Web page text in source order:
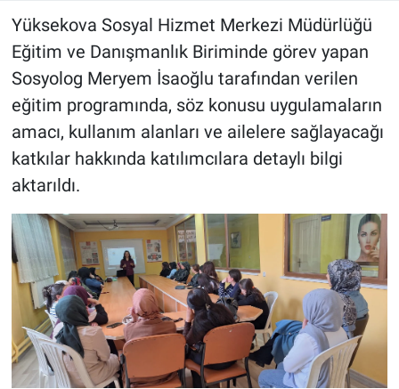
Yüksekova Sosyal Hizmet Merkezi Müdürlüğü
Eğitim ve Danışmanlık Biriminde görev yapan
Sosyolog Meryem İsaoğlu tarafından verilen
eğitim programında, söz konusu uygulamaların
amacı, kullanım alanları ve ailelere sağlayacağı
katkılar hakkında katılımcılara detaylı bilgi
aktarıldı.